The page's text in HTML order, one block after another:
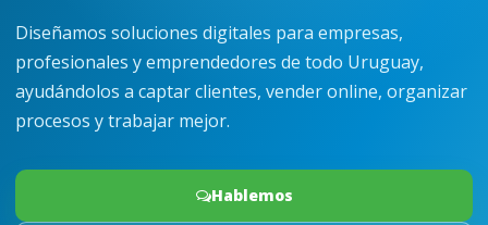
Diseñamos soluciones digitales para empresas,
profesionales y emprendedores de todo Uruguay,
ayudándolos a captar clientes, vender online, organizar
procesos y trabajar mejor.
Hablemos